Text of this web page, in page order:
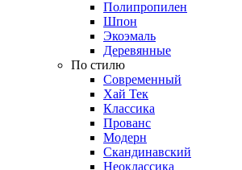
Полипропилен
Шпон
Экоэмаль
Деревянные
По стилю
Современный
Хай Тек
Классика
Прованс
Модерн
Скандинавский
Неоклассика